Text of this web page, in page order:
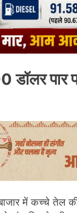
पार
बाजार में कच्चे तेल